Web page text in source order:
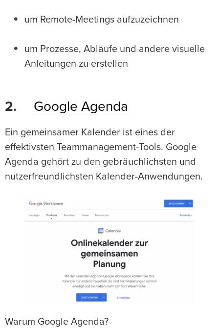
um Remote-Meetings aufzuzeichnen
um Prozesse, Abläufe und andere visuelle
Anleitungen zu erstellen
2. Google Agenda
Ein gemeinsamer Kalender ist eines der
effektivsten Teammanagement-Tools. Google
Agenda gehört zu den gebräuchlichsten und
nutzerfreundlichsten Kalender-Anwendungen.
Warum Google Agenda?